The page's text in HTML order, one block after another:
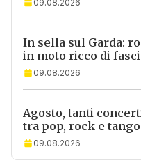
09.08.2026
In sella sul Garda:
in moto ricco di
09.08.2026
Agosto, tanti
tra pop, rock e tango
09.08.2026